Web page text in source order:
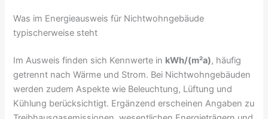
Was im Energieausweis für Nichtwohngebäude
typischerweise steht
Im Ausweis finden sich Kennwerte in kWh/(m²a), häufig
getrennt nach Wärme und Strom. Bei Nichtwohngebäuden
werden zudem Aspekte wie Beleuchtung, Lüftung und
Kühlung berücksichtigt. Ergänzend erscheinen Angaben zu